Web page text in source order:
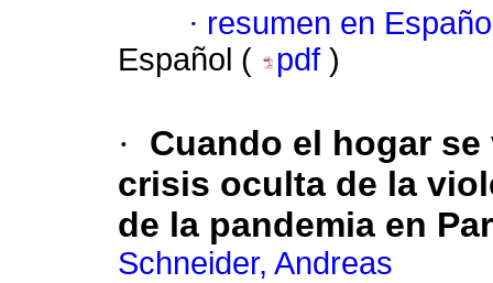
· resumen en
Español (
pdf )
·
Cuando el hogar
crisis oculta de la
de la pandemia en
Schneider, Andreas